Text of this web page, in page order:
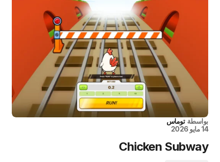
بواسطة توماس
14 مايو 2026
Chicken Subway